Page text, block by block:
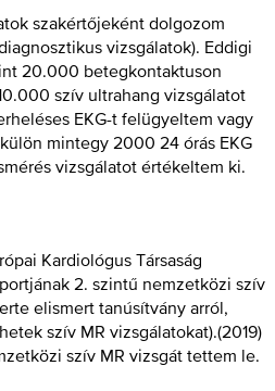
szakértőjeként dolgozom
vizsgálatok). Eddigi
20.000 betegkontaktuson
szív ultrahang vizsgálatot
EKG-t felügyeltem vagy
mintegy 2000 24 órás EKG
vizsgálatot értékeltem ki.
Kardiológus Társaság
2. szintű nemzetközi szív
elismert tanúsítvány arról,
szív MR vizsgálatokat).(2019)
szív MR vizsgát tettem le.